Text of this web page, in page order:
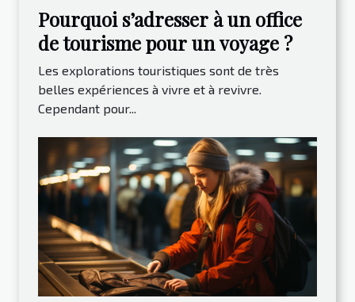
Pourquoi s’adresser à un office
de tourisme pour un voyage ?
Les explorations touristiques sont de très
belles expériences à vivre et à revivre.
Cependant pour...